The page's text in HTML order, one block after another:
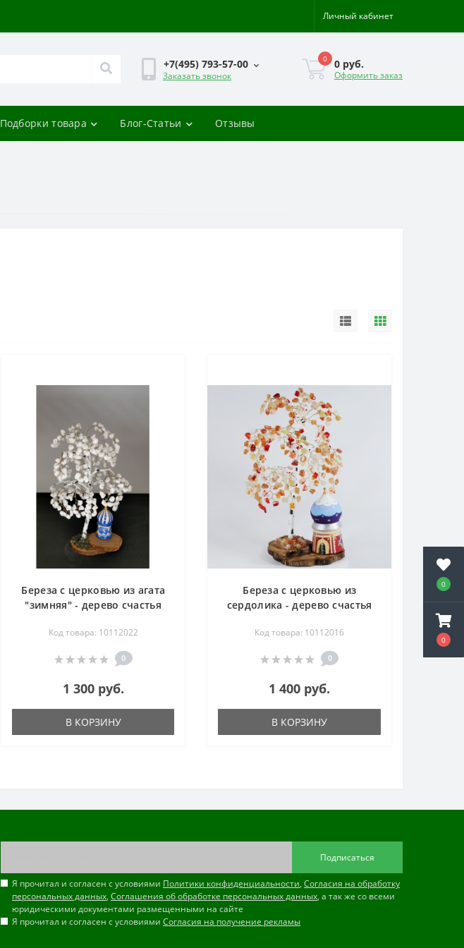
0
0
Личный кабинет
+7(495) 793-57-00
Заказать звонок
0 0 руб.
Оформить заказ
Подборки товара Блог-Статьи Отзывы
Береза с церковью из агата
"зимняя" - дерево счастья
Код товара: 10112022
0
1 300 руб.
В КОРЗИНУ
Береза с церковью из
сердолика - дерево счастья
Код товара: 10112016
0
1 400 руб.
В КОРЗИНУ
Подписаться
Я прочитал и согласен с условиями Политики конфиденциальности, Согласия на обработку
персональных данных, Соглашения об обработке персональных данных, а так же со всеми
юридическими документами размещенными на сайте
Я прочитал и согласен с условиями Согласия на получение рекламы